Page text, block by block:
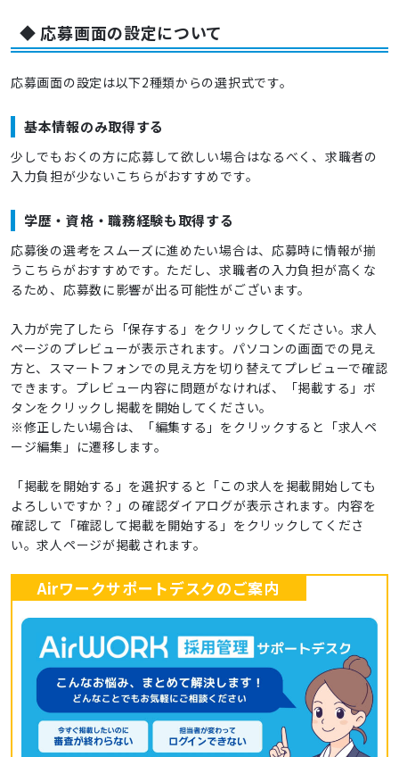
◆ 応募画面の設定について
応募画面の設定は以下2種類からの選択式です。
基本情報のみ取得する
少しでもおくの方に応募して欲しい場合はなるべく、求職者の
入力負担が少ないこちらがおすすめです。
学歴・資格・職務経験も取得する
応募後の選考をスムーズに進めたい場合は、応募時に情報が揃
うこちらがおすすめです。ただし、求職者の入力負担が高くな
るため、応募数に影響が出る可能性がございます。
入力が完了したら「保存する」をクリックしてください。求人
ページのプレビューが表示されます。パソコンの画面での見え
方と、スマートフォンでの見え方を切り替えてプレビューで確認
できます。プレビュー内容に問題がなければ、「掲載する」ボ
タンをクリックし掲載を開始してください。
※修正したい場合は、「編集する」をクリックすると「求人ペ
ージ編集」に遷移します。
「掲載を開始する」を選択すると「この求人を掲載開始しても
よろしいですか？」の確認ダイアログが表示されます。内容を
確認して「確認して掲載を開始する」をクリックしてくださ
い。求人ページが掲載されます。
Airワークサポートデスクのご案内